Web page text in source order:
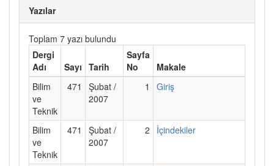
Yazılar
Toplam 7 yazı bulundu
Dergi
Adı
Sayı Tarih
Sayfa
No
Makale
Bilim
ve
Teknik
471
Şubat /
2007
1 Giriş
Bilim
ve
Teknik
471
Şubat /
2007
2 İçindekiler